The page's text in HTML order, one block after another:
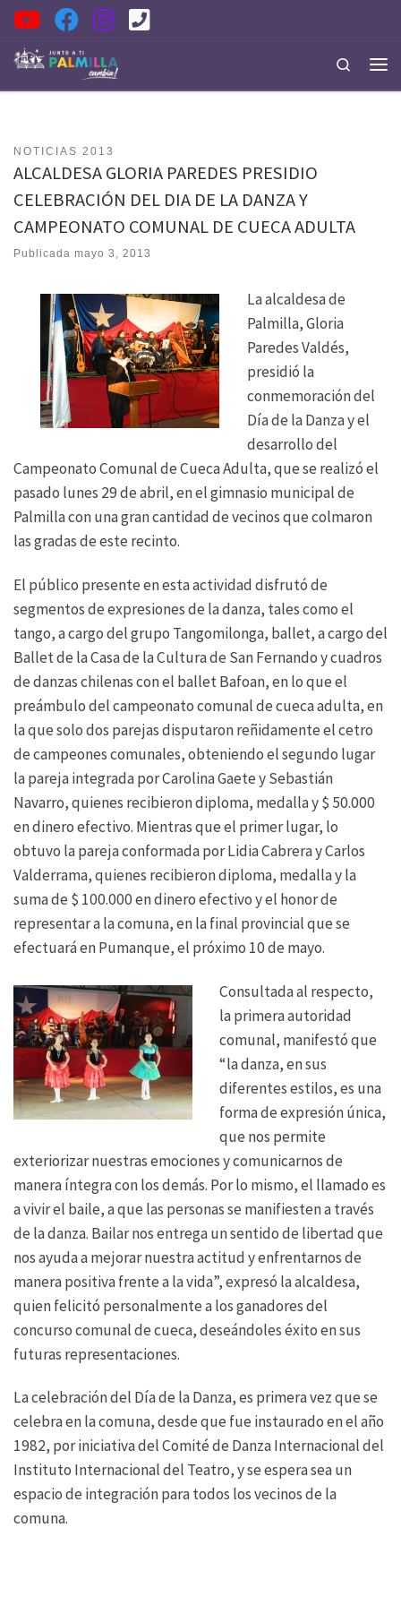
Saltar al contenido
Search
NOTICIAS 2013
ALCALDESA GLORIA PAREDES PRESIDIO
CELEBRACIÓN DEL DIA DE LA DANZA Y
CAMPEONATO COMUNAL DE CUECA ADULTA
Publicada mayo 3, 2013
La alcaldesa de
Palmilla, Gloria
Paredes Valdés,
presidió la
conmemoración del
Día de la Danza y el
desarrollo del
Campeonato Comunal de Cueca Adulta, que se realizó el
pasado lunes 29 de abril, en el gimnasio municipal de
Palmilla con una gran cantidad de vecinos que colmaron
las gradas de este recinto.
El público presente en esta actividad disfrutó de
segmentos de expresiones de la danza, tales como el
tango, a cargo del grupo Tangomilonga, ballet, a cargo del
Ballet de la Casa de la Cultura de San Fernando y cuadros
de danzas chilenas con el ballet Bafoan, en lo que el
preámbulo del campeonato comunal de cueca adulta, en
la que solo dos parejas disputaron reñidamente el cetro
de campeones comunales, obteniendo el segundo lugar
la pareja integrada por Carolina Gaete y Sebastián
Navarro, quienes recibieron diploma, medalla y $ 50.000
en dinero efectivo. Mientras que el primer lugar, lo
obtuvo la pareja conformada por Lidia Cabrera y Carlos
Valderrama, quienes recibieron diploma, medalla y la
suma de $ 100.000 en dinero efectivo y el honor de
representar a la comuna, en la final provincial que se
efectuará en Pumanque, el próximo 10 de mayo.
Consultada al respecto,
la primera autoridad
comunal, manifestó que
“la danza, en sus
diferentes estilos, es una
forma de expresión única,
que nos permite
exteriorizar nuestras emociones y comunicarnos de
manera íntegra con los demás. Por lo mismo, el llamado es
a vivir el baile, a que las personas se manifiesten a través
de la danza. Bailar nos entrega un sentido de libertad que
nos ayuda a mejorar nuestra actitud y enfrentarnos de
manera positiva frente a la vida”, expresó la alcaldesa,
quien felicitó personalmente a los ganadores del
concurso comunal de cueca, deseándoles éxito en sus
futuras representaciones.
La celebración del Día de la Danza, es primera vez que se
celebra en la comuna, desde que fue instaurado en el año
1982, por iniciativa del Comité de Danza Internacional del
Instituto Internacional del Teatro, y se espera sea un
espacio de integración para todos los vecinos de la
comuna.